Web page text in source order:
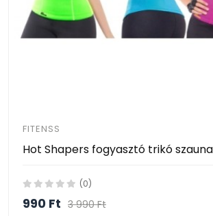
FITENSS
(0)
990 Ft 3 990 Ft